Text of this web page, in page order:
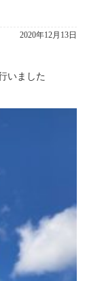
2020年12月13日
いました